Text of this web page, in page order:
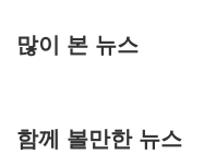
많이 본 뉴스
함께 볼만한 뉴스